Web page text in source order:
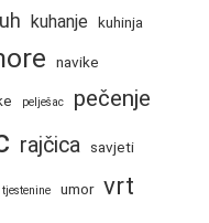
kuhanje kuhinja
navike
pelješac pečenje
rajčica savjeti
tjestenine umor vrt